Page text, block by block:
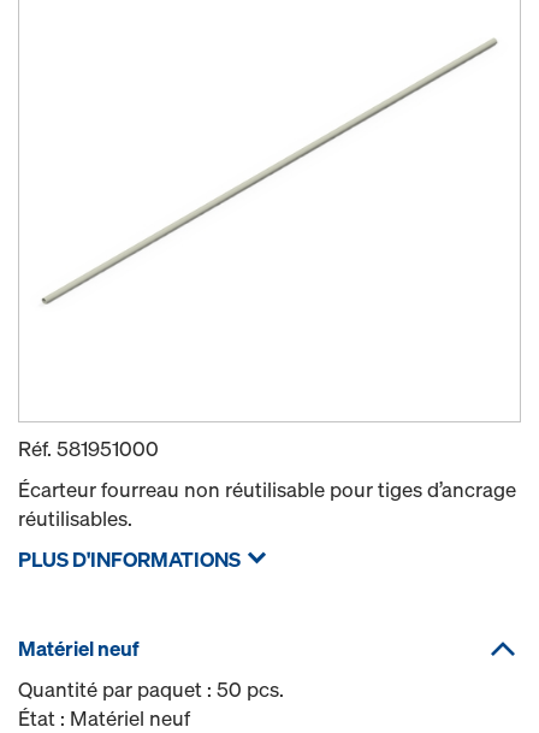
Réf. 581951000
Écarteur fourreau non réutilisable pour tiges d’ancrage
réutilisables.
PLUS D'INFORMATIONS
Matériel neuf
Quantité par paquet : 50 pcs.
État : Matériel neuf